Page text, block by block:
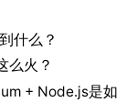
什么？
么火？
+ Node.js是如